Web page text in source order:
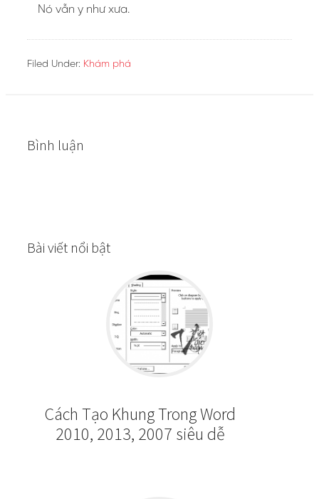
Nó vẫn y như xưa.
Filed Under: Khám phá
Bình luận
Bài viết nổi bật
Cách Tạo Khung Trong Word
2010, 2013, 2007 siêu dễ